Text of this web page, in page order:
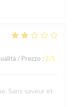
/ Prezzo : 2/5
Sans saveur et